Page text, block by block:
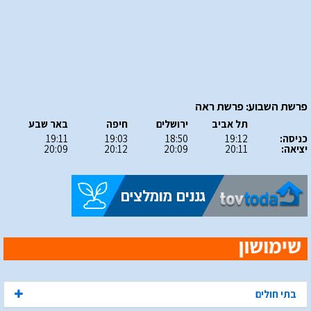
פרשת השבוע: פרשת ראה
כניסה:
יציאה:
תל אביב
19:12
20:11
ירושלים
18:50
20:09
חיפה
19:03
20:12
באר שבע
19:11
20:09
בתי חולים